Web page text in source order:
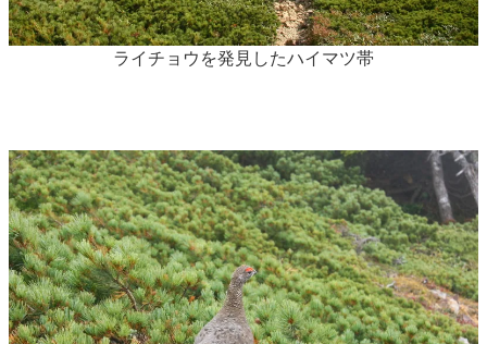
ライチョウを発見したハイマツ帯